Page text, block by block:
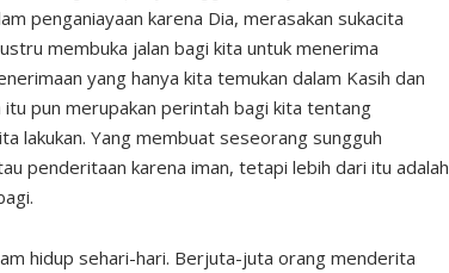
penganiayaan karena Dia, merasakan sukacita
membuka jalan bagi kita untuk menerima
yang hanya kita temukan dalam Kasih dan
pun merupakan perintah bagi kita tentang
lakukan. Yang membuat seseorang sungguh
penderitaan karena iman, tetapi lebih dari itu adalah
hidup sehari-hari. Berjuta-juta orang menderita